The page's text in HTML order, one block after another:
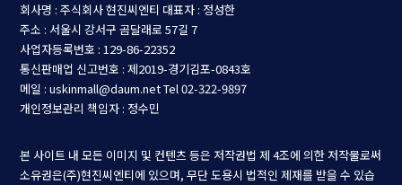
회사명 : 주식회사 현진씨엔티 대표자 : 정성한
주소 : 서울시 강서구 곰달래로 57길 7
사업자등록번호 : 129-86-22352
통신판매업 신고번호 : 제2019-경기김포-0843호
메일 : uskinmall@daum.netTel 02-322-9897
개인정보관리 책임자 : 정수민
본 사이트 내 모든 이미지 및 컨텐츠 등은 저작권법 제 4조에 의한 저작물로써
소유권은(주)현진씨엔티에 있으며, 무단 도용시 법적인 제재를 받을 수 있습